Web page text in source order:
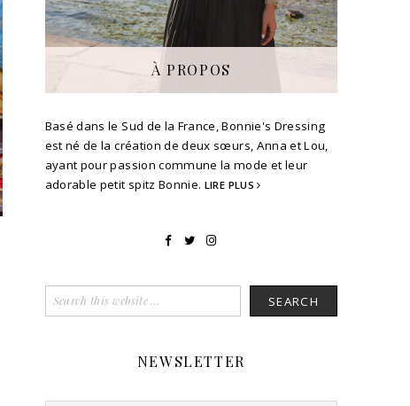
À PROPOS
Basé dans le Sud de la France, Bonnie's Dressing
est né de la création de deux sœurs, Anna et Lou,
ayant pour passion commune la mode et leur
adorable petit spitz Bonnie. LIRE PLUS
NEWSLETTER